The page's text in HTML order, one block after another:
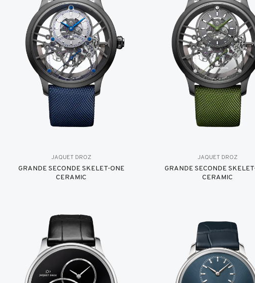
JAQUET DROZ
GRANDE SECONDE SKELET-ONE
CERAMIC
JAQUET DROZ
GRANDE SECONDE
CERAMIC